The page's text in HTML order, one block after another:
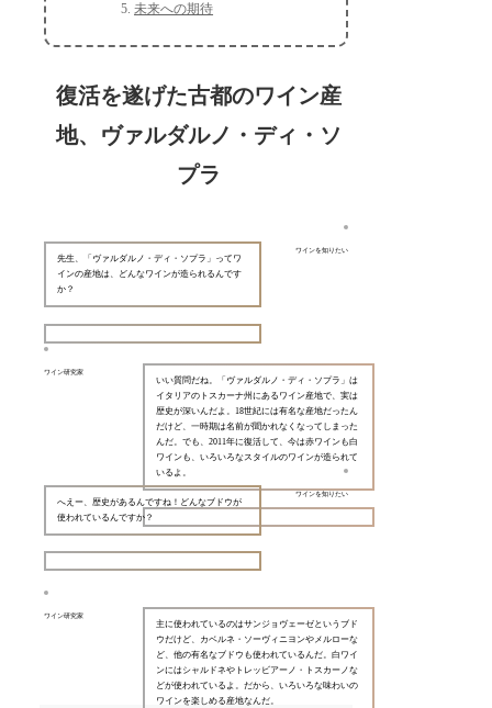
未来への期待
復活を遂げた古都のワイン産
地、ヴァルダルノ・ディ・ソ
プラ
ワインを知りたい
先生、「ヴァルダルノ・ディ・ソプラ」ってワ
インの産地は、どんなワインが造られるんです
か？
ワイン研究家
いい質問だね。「ヴァルダルノ・ディ・ソプラ」は
イタリアのトスカーナ州にあるワイン産地で、実は
歴史が深いんだよ。18世紀には有名な産地だったん
だけど、一時期は名前が聞かれなくなってしまった
んだ。でも、2011年に復活して、今は赤ワインも白
ワインも、いろいろなスタイルのワインが造られて
いるよ。
ワインを知りたい
へえー、歴史があるんですね！どんなブドウが
使われているんですか？
ワイン研究家
主に使われているのはサンジョヴェーゼというブド
ウだけど、カベルネ・ソーヴィニヨンやメルローな
ど、他の有名なブドウも使われているんだ。白ワイ
ンにはシャルドネやトレッビアーノ・トスカーノな
どが使われているよ。だから、いろいろな味わいの
ワインを楽しめる産地なんだ。